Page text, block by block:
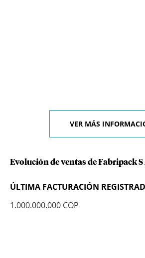
VER MÁS
Evolución de ventas de Fabripack S
ÚLTIMA FACTURACIÓN
1.000.000.000 COP